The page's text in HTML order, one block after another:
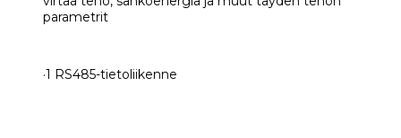
parametrit
·1 RS485-tietoliikenne